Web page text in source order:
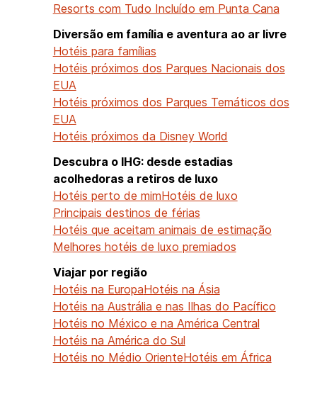
Resorts com Tudo Incluído em Punta Cana
Diversão em família e aventura ao ar livre
Hotéis para famílias
Hotéis próximos dos Parques Nacionais dos
EUA
Hotéis próximos dos Parques Temáticos dos
EUA
Hotéis próximos da Disney World
Descubra o IHG: desde estadias
acolhedoras a retiros de luxo
Hotéis perto de mimHotéis de luxo
Principais destinos de férias
Hotéis que aceitam animais de estimação
Melhores hotéis de luxo premiados
Viajar por região
Hotéis na EuropaHotéis na Ásia
Hotéis na Austrália e nas Ilhas do Pacífico
Hotéis no México e na América Central
Hotéis na América do Sul
Hotéis no Médio OrienteHotéis em África